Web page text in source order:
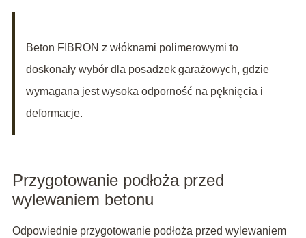
Beton FIBRON z włóknami polimerowymi to
doskonały wybór dla posadzek garażowych, gdzie
wymagana jest wysoka odporność na pęknięcia i
deformacje.
Przygotowanie podłoża przed
wylewaniem betonu
Odpowiednie przygotowanie podłoża przed wylewaniem